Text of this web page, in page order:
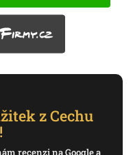
z Cechu
recenzi na Google a